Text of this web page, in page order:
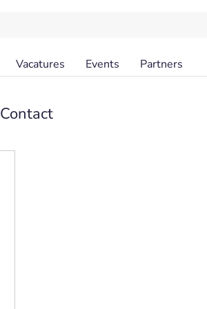
Vacatures Events Partners
Contact